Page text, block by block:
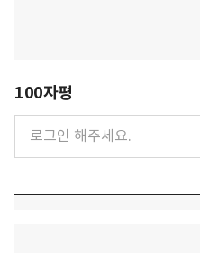
100자평